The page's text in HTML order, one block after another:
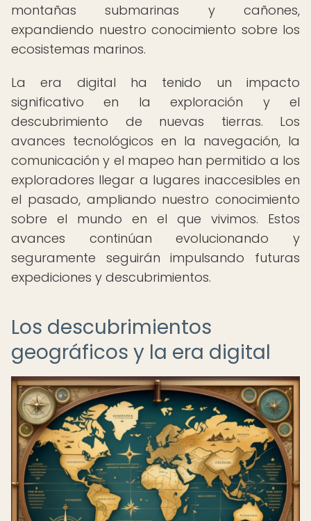
montañas submarinas y cañones,
expandiendo nuestro conocimiento sobre los
ecosistemas marinos.
La era digital ha tenido un impacto
significativo en la exploración y el
descubrimiento de nuevas tierras. Los
avances tecnológicos en la navegación, la
comunicación y el mapeo han permitido a los
exploradores llegar a lugares inaccesibles en
el pasado, ampliando nuestro conocimiento
sobre el mundo en el que vivimos. Estos
avances continúan evolucionando y
seguramente seguirán impulsando futuras
expediciones y descubrimientos.
Los descubrimientos
geográficos y la era digital